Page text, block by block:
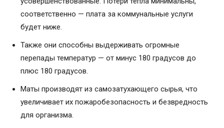
соответственно — плата за коммунальные услуги
будет ниже.
Также они способны выдерживать огромные
перепады температур — от минус 180 градусов до
плюс 180 градусов.
Маты производят из самозатухающего сырья, что
увеличивает их пожаробезопасность и безвредность
для организма.